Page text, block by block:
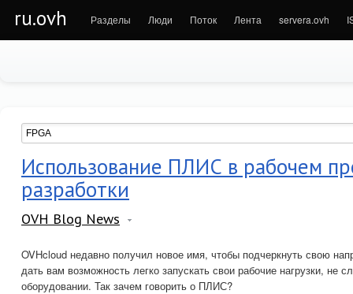
ru.ovh Разделы Люди Поток Лента servera.ovh
Использование ПЛИС в рабочем
разработки
OVH Blog News
OVHcloud недавно получил новое имя, чтобы подчеркнуть свою
дать вам возможность легко запускать свои рабочие нагрузки, не
оборудовании. Так зачем говорить о ПЛИС?